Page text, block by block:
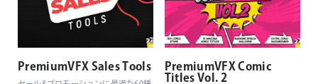
PremiumVFX Sales Tools PremiumVFX Comic
Titles Vol. 2